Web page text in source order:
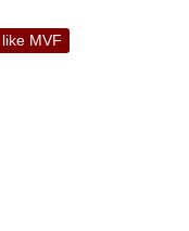
I like MVF